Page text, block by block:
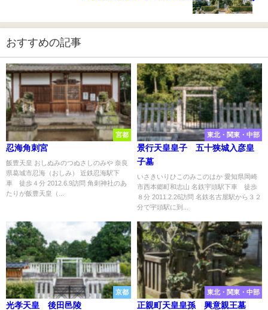
おすすめの記事
宮都
忍海角刺宮
飯豊天皇 おしぬみのつぬさしのみや 奈良
県葛城市忍海（おしみ） 近鉄忍海駅下
車 徒歩４分 2012.6.9訪問 角刺神社のあ
たりが飯豊天皇（...
東北・関東・中部
景行天皇皇子 五十狭城入彦皇
子墓
いさきいりひこのみこのはか 愛知県岡崎
市西本郷町和志山 名鉄宇頭駅下車 徒歩
８分 2011.2.26訪問 名鉄名古屋駅から３２
分で宇頭駅に到...
京都
光孝天皇 後田邑陵
東北・関東・中部
正親町天皇皇孫 興意親王墓